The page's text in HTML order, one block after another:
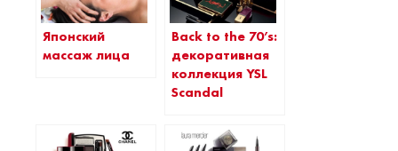
Японский
массаж лица
Back to the 70’s:
декоративная
коллекция YSL
Scandal